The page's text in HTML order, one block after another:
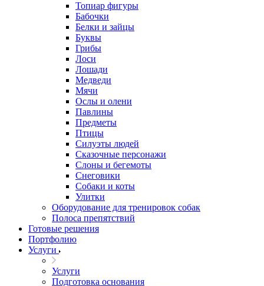
Топиар фигуры
Бабочки
Белки и зайцы
Буквы
Грибы
Лоси
Лошади
Медведи
Мячи
Ослы и олени
Павлины
Предметы
Птицы
Силуэты людей
Сказочные персонажи
Слоны и бегемоты
Снеговики
Собаки и коты
Улитки
Оборудование для тренировок собак
Полоса препятствий
Готовые решения
Портфолию
Услуги
Услуги
Подготовка основания